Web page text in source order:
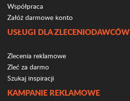
Współpraca
Załóż darmowe konto
USŁUGI DLA ZLECENIODAWCÓW
Zlecenia reklamowe
Zleć za darmo
Szukaj inspiracji
KAMPANIE REKLAMOWE